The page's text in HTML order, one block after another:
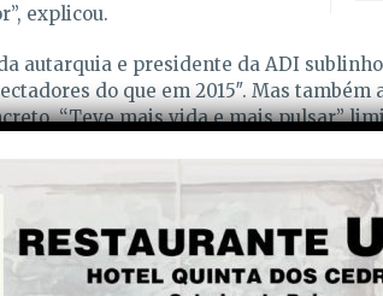
explicou.
autarquia e presidente da ADI
do que em 2015″. Mas também
“Teve mais vida e mais pulsar”
pretende venha a ser uma EXPOH mais
por isso, um cartaz mais “apelativo e